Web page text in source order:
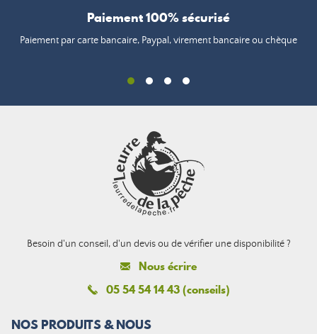
Paiement 100% sécurisé
Paiement par carte bancaire, Paypal, virement bancaire ou chèque
Besoin d'un conseil, d'un devis ou de vérifier une disponibilité ?
Nous écrire
05 54 54 14 43 (conseils)
NOS PRODUITS & NOUS